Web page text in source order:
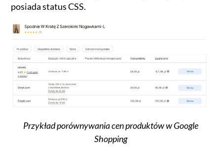
posiada status CSS.
Przykład porównywania cen produktów w Google
Shopping